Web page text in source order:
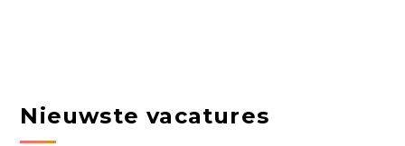
Nieuwste vacatures